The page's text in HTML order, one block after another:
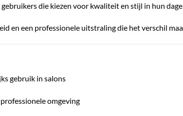
die kiezen voor kwaliteit en stijl in hun
en een professionele uitstraling die het verschil
gebruik in salons
omgeving